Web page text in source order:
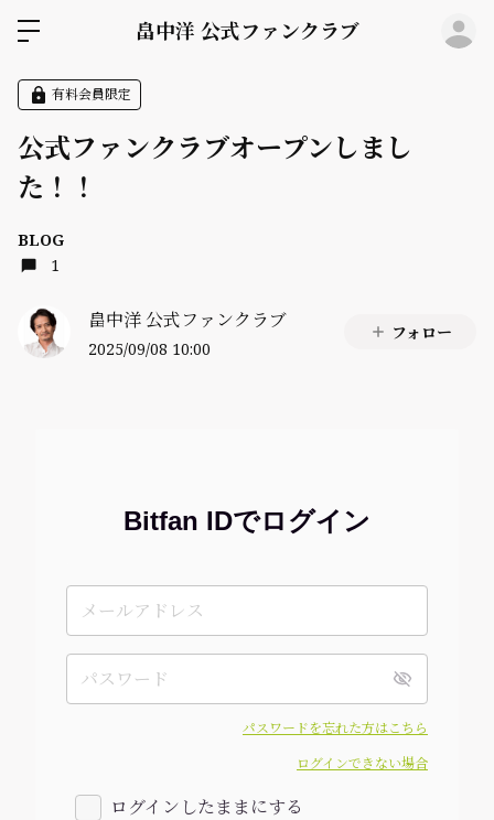
畠中洋 公式ファンクラブ
有料会員限定
公式ファンクラブオープンしまし
た！！
BLOG
1
畠中洋 公式ファンクラブ
2025/09/08 10:00
フォロー
Bitfan IDでログイン
パスワードを忘れた方はこちら
ログインできない場合
ログインしたままにする